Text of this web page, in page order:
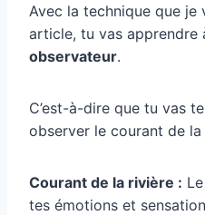
Avec la technique que je
article, tu vas apprendre
observateur.
C’est-à-dire que tu vas
observer le courant de la
Courant de la rivière :
tes émotions et